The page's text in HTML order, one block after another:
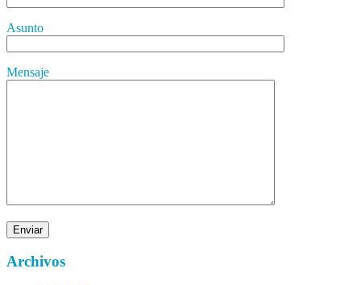
Asunto
Mensaje
Archivos